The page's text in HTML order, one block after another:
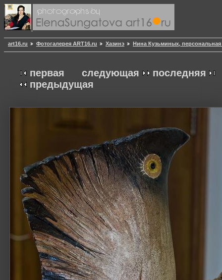
art16.ru Фотогалерея ART16.ru Хазинэ Нина Кузьминых, персональная
следующая последняя
первая
предыдущая